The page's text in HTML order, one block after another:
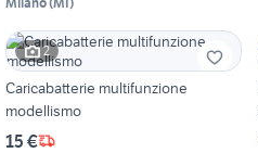
2
Caricabatterie multifunzione
modellismo
15 €